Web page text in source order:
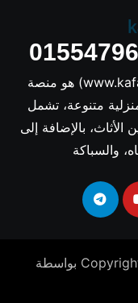
موقع "كفاءات المثالية" (www.kafaat-ksa.vip) هو منصة
متنوعة، تشمل
بالإضافة إلى
والسباكة
بواسطة